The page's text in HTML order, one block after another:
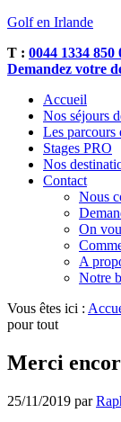
Golf en Irlande
T : 0044 1334 850
Demandez votre
Accueil
Nos séjours
Les parcours
Stages PRO
Nos
Contact
Nous
On
A
Notre
Vous êtes ici :
pour tout
Merci
25/11/2019 par